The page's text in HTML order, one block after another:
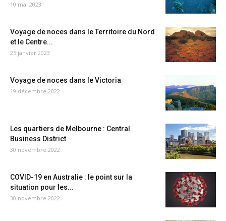
10 mai 2023
Voyage de noces dans le Territoire du Nord
et le Centre...
25 janvier 2023
Voyage de noces dans le Victoria
19 décembre 2022
Les quartiers de Melbourne : Central
Business District
30 novembre 2022
COVID-19 en Australie : le point sur la
situation pour les...
30 novembre 2022